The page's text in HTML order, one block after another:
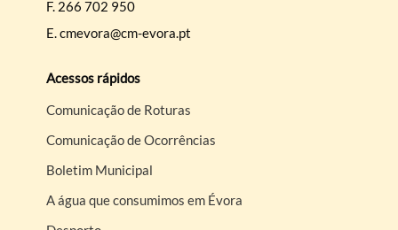
F. 266 702 950
E.cmevora@cm-evora.pt
Acessos rápidos
Comunicação de Roturas
Comunicação de Ocorrências
Boletim Municipal
A água que consumimos em Évora